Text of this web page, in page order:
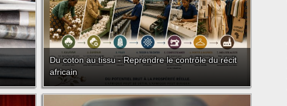
Du coton au tissu - Reprendre le contrôle du récit
africain